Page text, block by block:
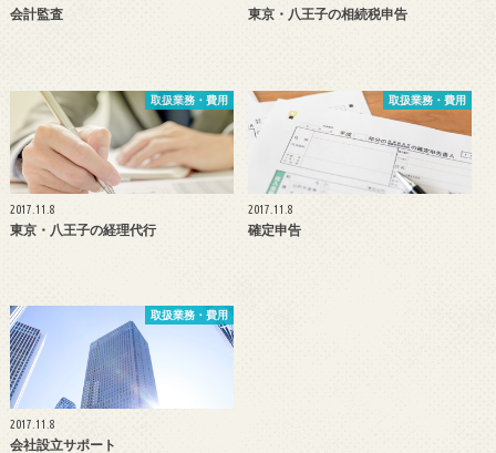
会計監査 東京・八王子の相続税申告
取扱業務・費用
2017.11.8
東京・八王子の経理代行
取扱業務・費用
2017.11.8
確定申告
取扱業務・費用
2017.11.8
会社設立サポート